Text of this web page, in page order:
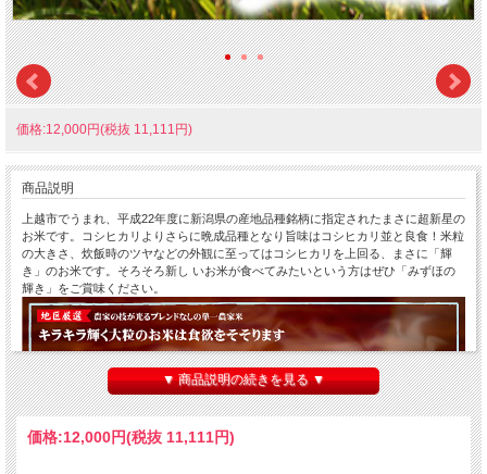
価格:12,000円(税抜 11,111円)
商品説明
上越市でうまれ、平成22年度に新潟県の産地品種銘柄に指定されたまさに超新星の
お米です。コシヒカリよりさらに晩成品種となり旨味はコシヒカリ並と良食！米粒
の大きさ、炊飯時のツヤなどの外観に至ってはコシヒカリを上回る、まさに「輝
き」のお米です。そろそろ新し いお米が食べてみたいという方はぜひ「みずほの
輝き」をご賞味ください。
▼ 商品説明の続きを見る ▼
価格:12,000円(税抜 11,111円)